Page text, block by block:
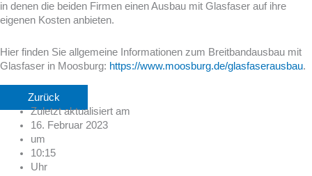
in denen die beiden Firmen einen Ausbau mit Glasfaser auf ihre
eigenen Kosten anbieten.
Hier finden Sie allgemeine Informationen zum Breitbandausbau mit
Glasfaser in Moosburg: https://www.moosburg.de/glasfaserausbau.
Zurück
Zuletzt aktualisiert am
16. Februar 2023
um
10:15
Uhr